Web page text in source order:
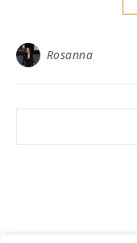
Rosanna